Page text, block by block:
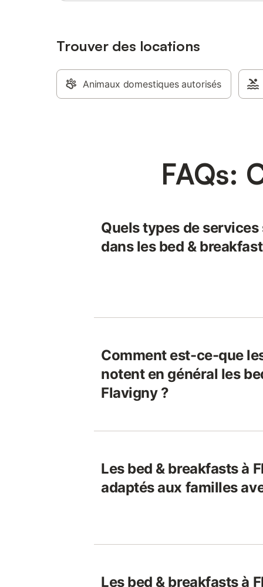
Trouver des locations
Animaux domestiques autorisés
FAQs:
Quels types de
dans les bed &
Comment est-ce-que
notent en général les
Flavigny ?
Les bed & breakfasts à
adaptés aux familles
Les bed & breakfasts à